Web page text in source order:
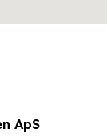
ApS